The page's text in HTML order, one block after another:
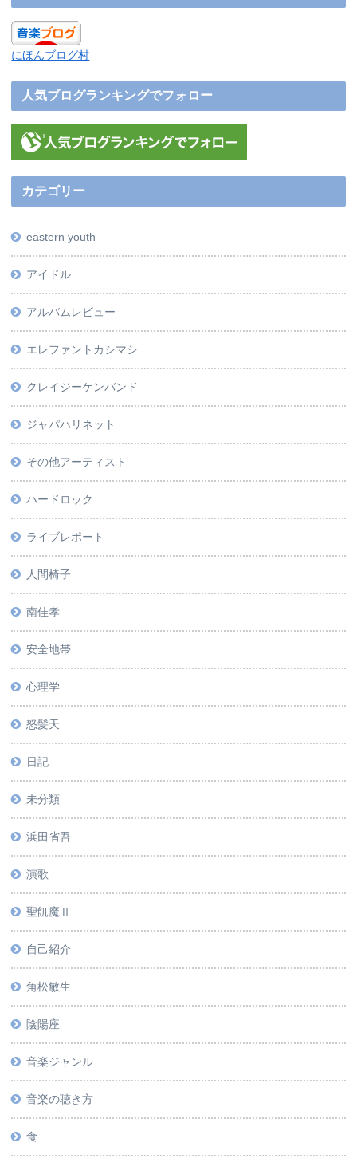
にほんブログ村
人気ブログランキングでフォロー
カテゴリー
eastern youth
アイドル
アルバムレビュー
エレファントカシマシ
クレイジーケンバンド
ジャパハリネット
その他アーティスト
ハードロック
ライブレポート
人間椅子
南佳孝
安全地帯
心理学
怒髪天
日記
未分類
浜田省吾
演歌
聖飢魔Ⅱ
自己紹介
角松敏生
陰陽座
音楽ジャンル
音楽の聴き方
食